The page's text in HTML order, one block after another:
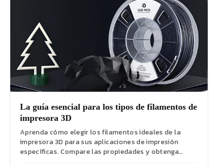
La guía esencial para los tipos de filamentos de
impresora 3D
Aprenda cómo elegir los filamentos ideales de la
impresora 3D para sus aplicaciones de impresión
específicas. Compare las propiedades y obtenga